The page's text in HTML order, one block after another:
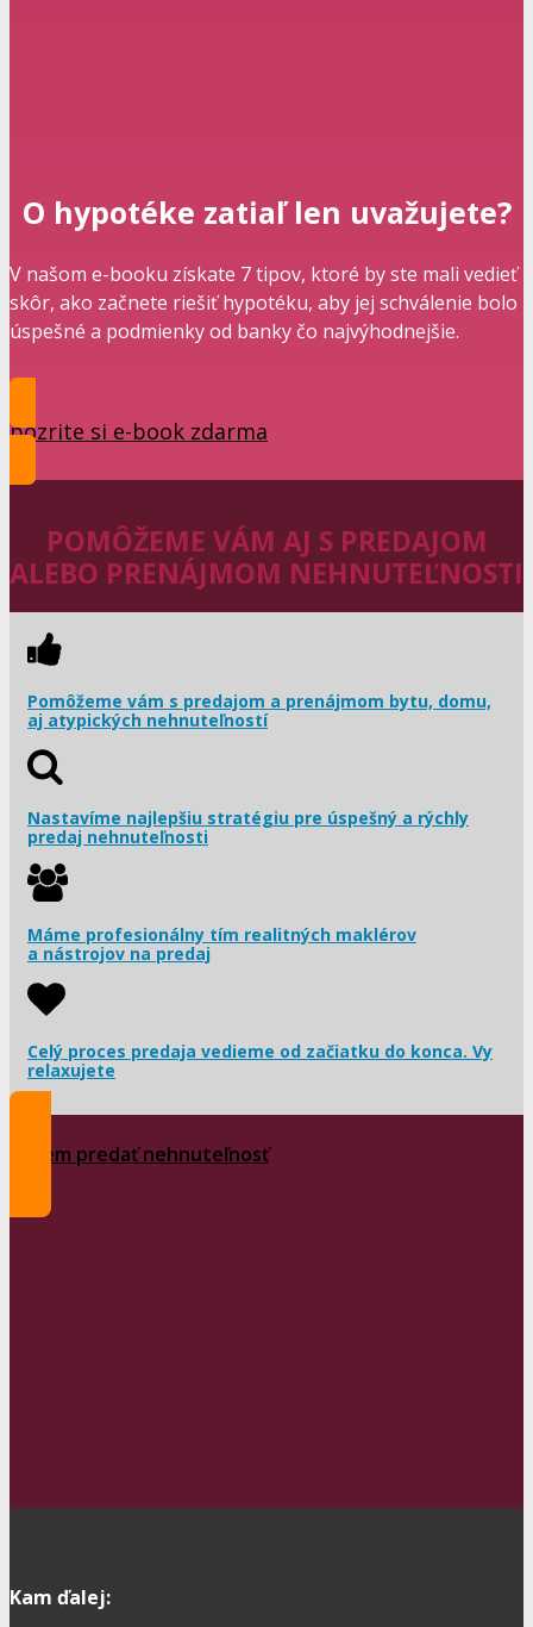
O hypotéke zatiaľ len uvažujete?
V našom e-booku získate 7 tipov, ktoré by ste mali vedieť
skôr, ako začnete riešiť hypotéku, aby jej schválenie bolo
úspešné a podmienky od banky čo najvýhodnejšie.
pozrite si e-book zdarma
POMÔŽEME VÁM AJ S PREDAJOM
ALEBO PRENÁJMOM NEHNUTEĽNOSTI
Pomôžeme vám s predajom a prenájmom bytu, domu,
aj atypických nehnuteľností
Nastavíme najlepšiu stratégiu pre úspešný a rýchly
predaj nehnuteľnosti
Máme profesionálny tím realitných maklérov
a nástrojov na predaj
Celý proces predaja vedieme od začiatku do konca. Vy
relaxujete
Chcem predať nehnuteľnosť
Kam ďalej: